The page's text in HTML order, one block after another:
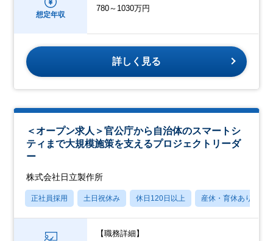
想定年収
780～1030万円
詳しく見る
＜オープン求人＞官公庁から自治体のスマートシ
ティまで大規模施策を支えるプロジェクトリーダ
ー
株式会社日立製作所
正社員採用 土日祝休み 休日120日以上 産休・育休あり
【職務詳細】